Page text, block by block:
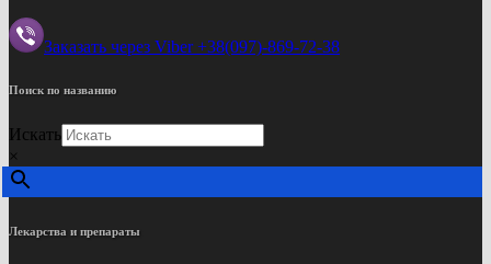
Заказать через Viber +38(097)-869-72-38
Поиск по названию
Искать
×
Лекарства и препараты